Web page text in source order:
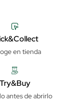
en tienda
Try&Buy
antes de abrirlo